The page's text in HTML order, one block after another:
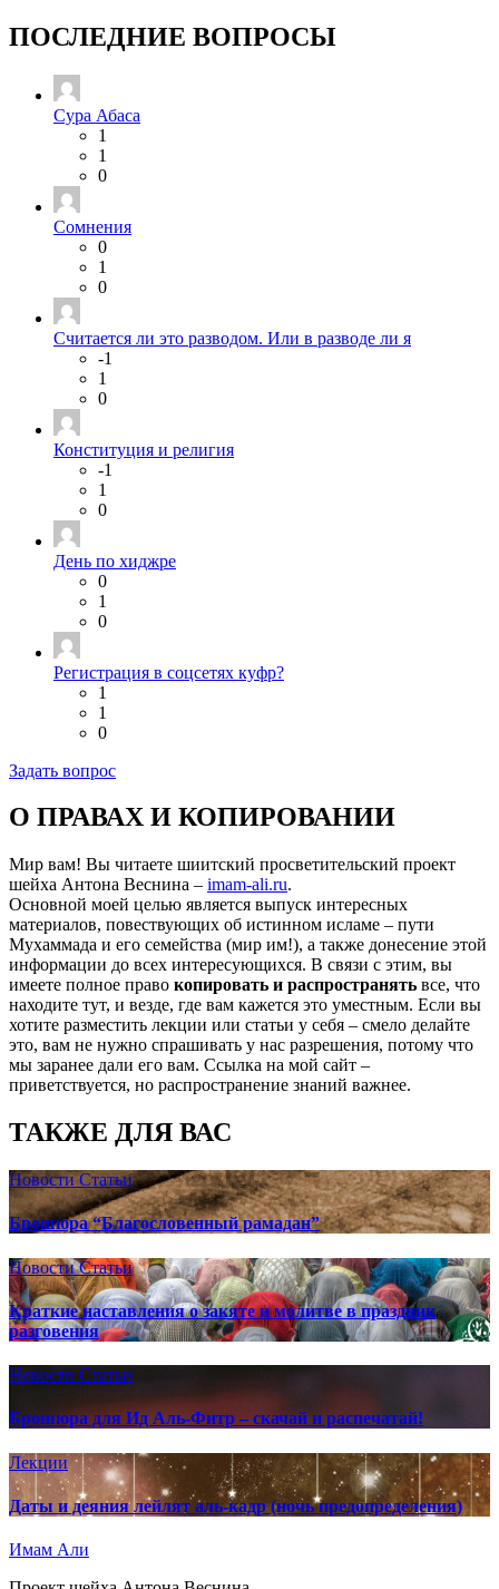
ПОСЛЕДНИЕ ВОПРОСЫ
Сура Абаса
1
1
0
Сомнения
0
1
0
Считается ли это разводом. Или в разводе ли я
-1
1
0
Конституция и религия
-1
1
0
День по хиджре
0
1
0
Регистрация в соцсетях куфр?
1
1
0
Задать вопрос
О ПРАВАХ И КОПИРОВАНИИ
Мир вам! Вы читаете шиитский просветительский проект
шейха Антона Веснина – imam-ali.ru.
Основной моей целью является выпуск интересных
материалов, повествующих об истинном исламе – пути
Мухаммада и его семейства (мир им!), а также донесение этой
информации до всех интересующихся. В связи с этим, вы
имеете полное право копировать и распространять все, что
находите тут, и везде, где вам кажется это уместным. Если вы
хотите разместить лекции или статьи у себя – смело делайте
это, вам не нужно спрашивать у нас разрешения, потому что
мы заранее дали его вам. Ссылка на мой сайт –
приветствуется, но распространение знаний важнее.
ТАКЖЕ ДЛЯ ВАС
НовостиСтатьи
Брошюра “Благословенный рамадан”
НовостиСтатьи
Краткие наставления о закяте и молитве в праздник
разговения
Новости Статьи
Брошюра для Ид Аль-Фитр – скачай и распечатай!
Лекции
Даты и деяния лейлят аль-кадр (ночь предопределения)
Имам Али